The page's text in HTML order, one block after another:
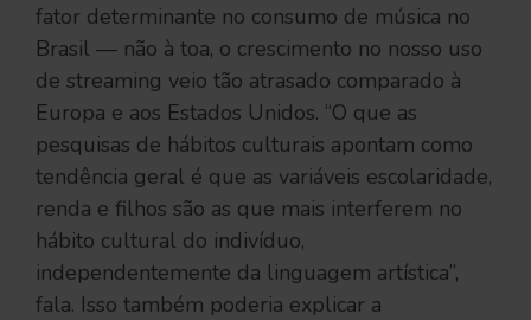
fator determinante no consumo de música no
Brasil — não à toa, o crescimento no nosso uso
de streaming veio tão atrasado comparado à
Europa e aos Estados Unidos. “O que as
pesquisas de hábitos culturais apontam como
tendência geral é que as variáveis escolaridade,
renda e filhos são as que mais interferem no
hábito cultural do indivíduo,
independentemente da linguagem artística”,
fala. Isso também poderia explicar a